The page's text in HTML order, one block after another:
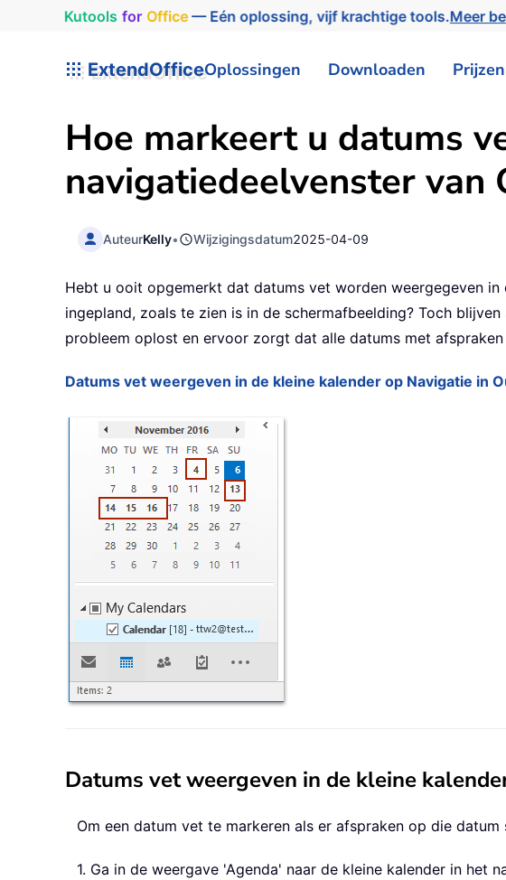
Kutools for Office— Eén oplossing, vijf krachtige tools.Meer
ExtendOfficeOplossingen Downloaden Prijzen
Hoe markeert u datums
navigatiedeelvenster van
AuteurKelly• Wijzigingsdatum2025-04-09
Hebt u ooit opgemerkt dat datums vet worden weergegeven in
ingepland, zoals te zien is in de schermafbeelding? Toch
probleem oplost en ervoor zorgt dat alle datums met
Datums vet weergeven in de kleine kalender op Navigatie in
Datums vet weergeven in de kleine
Om een datum vet te markeren als er afspraken op die
1. Ga in de weergave 'Agenda' naar de kleine kalender in